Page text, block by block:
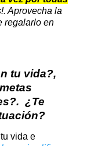
Aprovecha la
regalarlo en
tu vida?,
¿Te
vida e